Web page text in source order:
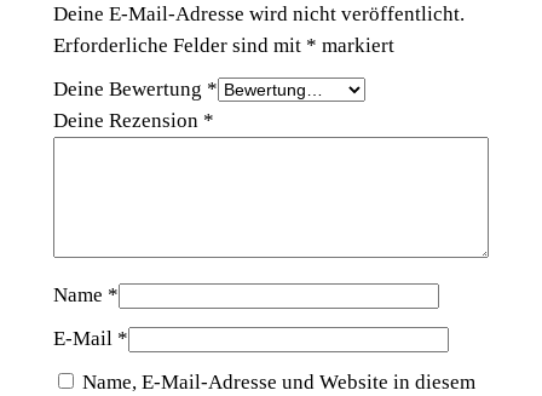
Deine E-Mail-Adresse wird nicht veröffentlicht.
Erforderliche Felder sind mit * markiert
Deine Bewertung *
Deine Rezension *
Name *
E-Mail *
Name, E-Mail-Adresse und Website in diesem